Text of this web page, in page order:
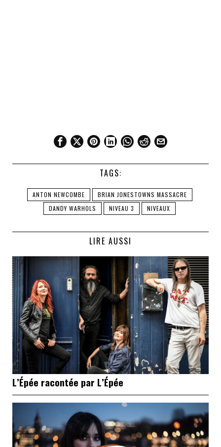
TAGS:
ANTON NEWCOMBE
BRIAN JONESTOWNS MASSACRE
DANDY WARHOLS
NIVEAU 3 NIVEAUX
LIRE AUSSI
L’Épée racontée par L’Épée